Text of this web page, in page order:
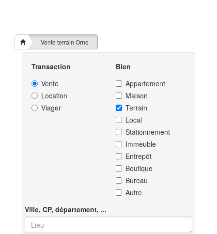
Vente terrain Orne
Transaction
Vente
Location
Viager
Bien
Appartement
Maison
Terrain
Local
Stationnement
Immeuble
Entrepôt
Boutique
Bureau
Autre
Ville, CP, département, ...